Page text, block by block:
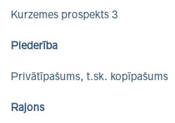
Kurzemes prospekts 3
Piederība
Privātīpašums, t.sk. kopīpašums
Rajons